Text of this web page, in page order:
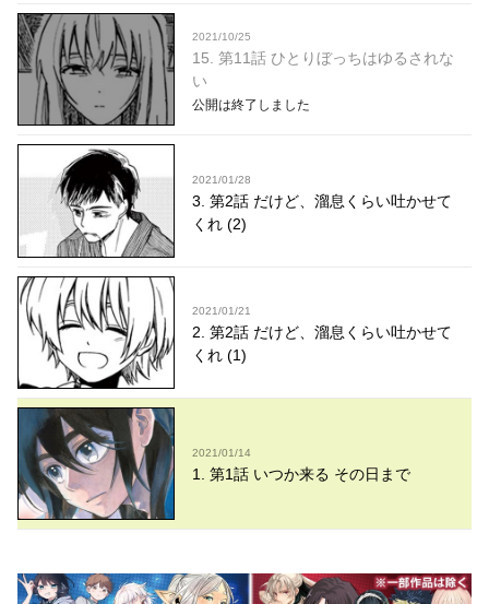
2021/10/25
15. 第11話 ひとりぼっちはゆるされな
い
公開は終了しました
2021/01/28
3. 第2話 だけど、溜息くらい吐かせて
くれ (2)
2021/01/21
2. 第2話 だけど、溜息くらい吐かせて
くれ (1)
2021/01/14
1. 第1話 いつか来る その日まで